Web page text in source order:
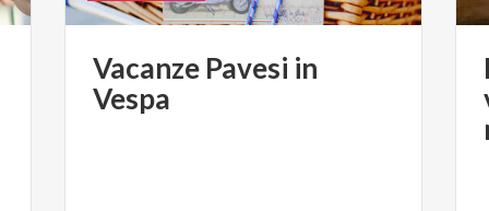
Vacanze Pavesi in
Vespa